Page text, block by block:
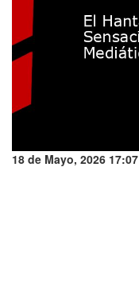
18 de Mayo, 2026 17:07